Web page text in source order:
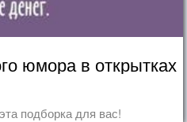
юмора в открытках
подборка для вас!